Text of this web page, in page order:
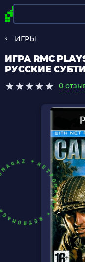
ИГРЫ
ИГРА RMC
РУССКИЕ
0